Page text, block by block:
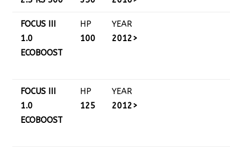
FOCUS III
1.0
ECOBOOST
HP
100
YEAR
2012>
FOCUS III
1.0
ECOBOOST
HP
125
YEAR
2012>